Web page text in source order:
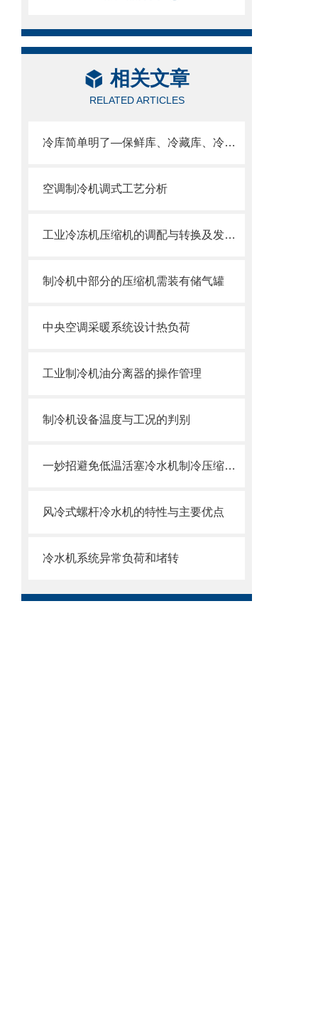
相关文章
RELATED ARTICLES
冷库简单明了—保鲜库、冷藏库、冷冻库、气调库
空调制冷机调式工艺分析
工业冷冻机压缩机的调配与转换及发生湿冲程的操作管理
制冷机中部分的压缩机需装有储气罐
中央空调采暖系统设计热负荷
工业制冷机油分离器的操作管理
制冷机设备温度与工况的判别
一妙招避免低温活塞冷水机制冷压缩机回油问题
风冷式螺杆冷水机的特性与主要优点
冷水机系统异常负荷和堵转